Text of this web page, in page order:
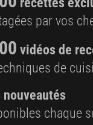
du Saint-Pierre
de 2.5 kgpar vos
vidéos de
de
nouveautés
chaque